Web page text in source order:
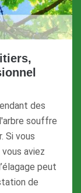
des
souffre
Si vous
aviez
peut
de